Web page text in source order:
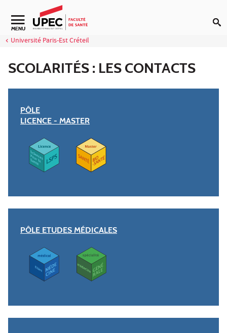
Aller au contenu
Navigation secondaire
MENU
Université Paris-Est Créteil
SCOLARITÉS : LES CONTACTS
PÔLE
LICENCE - MASTER
PÔLE ETUDES MÉDICALES